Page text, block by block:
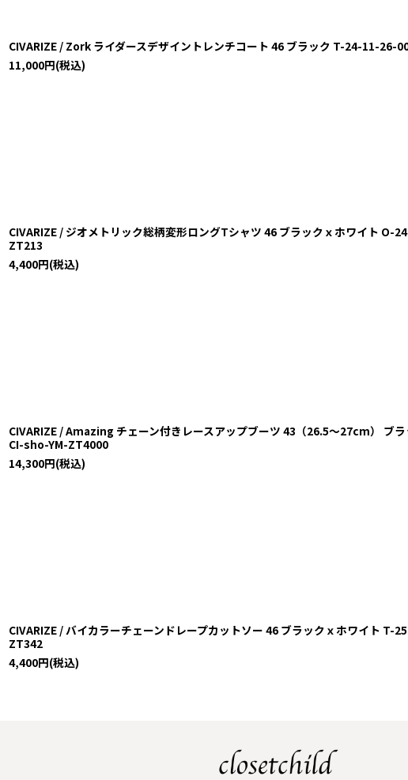
CIVARIZE / Zork ライダースデザイントレンチコート 46 ブラック T-24-11-26-
11,000円(税込)
CIVARIZE / ジオメトリック総柄変形ロングTシャツ 46 ブラックｘホワイト O-
ZT213
4,400円(税込)
CIVARIZE / Amazing チェーン付きレースアップブーツ 43（26.5〜27cm） ブ
CI-sho-YM-ZT4000
14,300円(税込)
CIVARIZE / バイカラーチェーンドレープカットソー 46 ブラックｘホワイト T-
ZT342
4,400円(税込)